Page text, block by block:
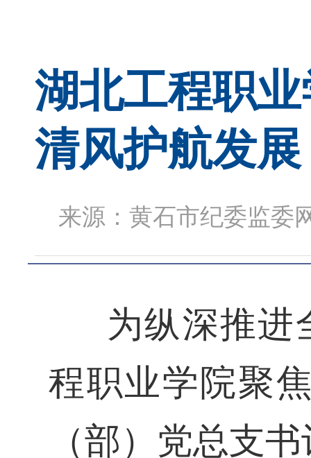
湖北工程职
清风护航发展
来源：黄石市纪委监委
为纵深推进
程职业学院聚
（部）党总支